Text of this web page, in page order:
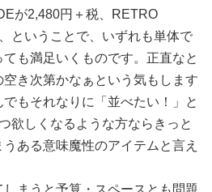
が2,480円＋税、RETRO
ということで、いずれも単体で
も満足いくものです。正直なと
き次第かなぁという気もします
もそれなりに「並べたい！」と
欲しくなるような方ならきっと
ある意味魔性のアイテムと言え
まうと予算・スペースとも問題